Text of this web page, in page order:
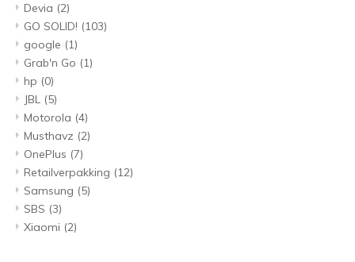
Devia (2)
GO SOLID! (103)
google (1)
Grab'n Go (1)
hp (0)
JBL (5)
Motorola (4)
Musthavz (2)
OnePlus (7)
Retailverpakking (12)
Samsung (5)
SBS (3)
Xiaomi (2)